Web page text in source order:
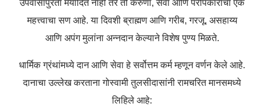
उपवासापुरता मर्यादित नाही तर तो करुणा, सेवा आणि परोपकाराचा एक
महत्त्वाचा सण आहे. या दिवशी ब्राह्मण आणि गरीब, गरजू, असहाय्य
आणि अपंग मुलांना अन्नदान केल्याने विशेष पुण्य मिळते.
धार्मिक ग्रंथांमध्ये दान आणि सेवा हे सर्वोत्तम कर्म म्हणून वर्णन केले आहे.
दानाचा उल्लेख करताना गोस्वामी तुलसीदासांनी रामचरित मानसमध्ये
लिहिले आहे: